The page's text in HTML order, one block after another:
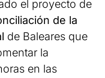
el proyecto de
de la
de Baleares que
la
en las